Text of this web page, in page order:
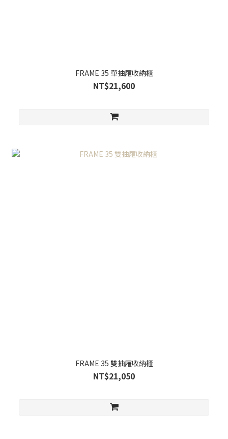
FRAME 35 單抽屜收納櫃
NT$21,600
FRAME 35 雙抽屜收納櫃
NT$21,050